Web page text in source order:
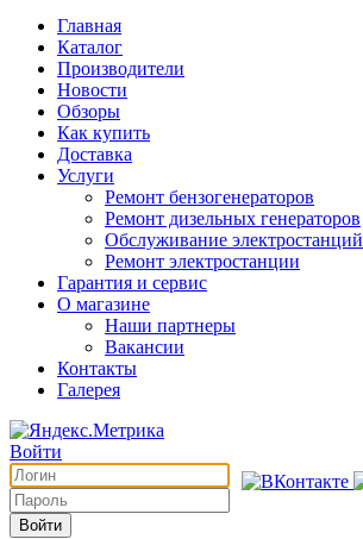
Главная
Каталог
Производители
Новости
Обзоры
Как купить
Доставка
Услуги
Ремонт бензогенераторов
Ремонт дизельных генераторов
Обслуживание электростанций
Ремонт электростанции
Гарантия и сервис
О магазине
Наши партнеры
Вакансии
Контакты
Галерея
Войти
Войти